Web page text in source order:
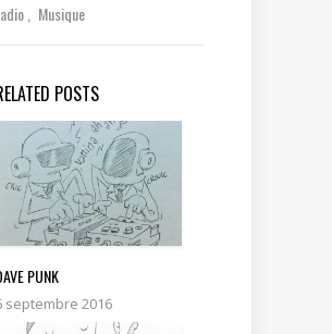
Musique
POSTS
PUNK
septembre 2016